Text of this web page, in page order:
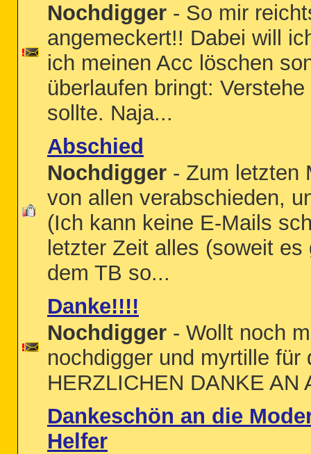
Nochdigger - So mir
angemeckert!! Dabei will
ich meinen Acc löschen
überlaufen bringt:
sollte. Naja...
Abschied
Nochdigger - Zum letzten
von allen verabschieden,
(Ich kann keine E-Mails
letzter Zeit alles (soweit
dem TB so...
Danke!!!!
Nochdigger - Wollt noch
nochdigger und myrtille
HERZLICHEN DANKE
Dankeschön an die
Helfer